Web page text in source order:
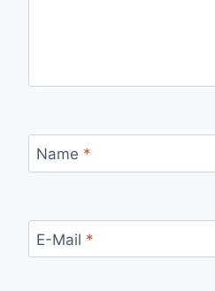
Name *
E-Mail *